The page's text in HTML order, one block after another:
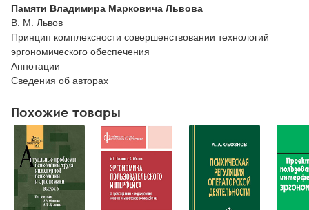
Памяти Владимира Марковича Львова
В. М. Львов
Принцип комплексности совершенствовании технологий
эргономического обеспечения
Аннотации
Сведения об авторах
Похожие товары